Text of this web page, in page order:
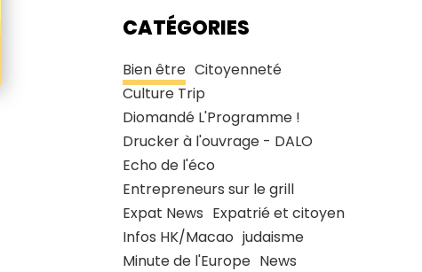
CATÉGORIES
Bien être Citoyenneté
Culture Trip
Diomandé L'Programme !
Drucker à l'ouvrage - DALO
Echo de l'éco
Entrepreneurs sur le grill
Expat News Expatrié et citoyen
Infos HK/Macao judaisme
Minute de l'Europe News